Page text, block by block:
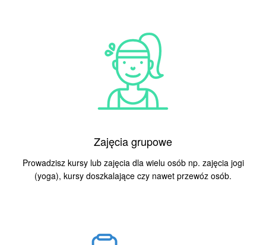
Zajęcia grupowe
Prowadzisz kursy lub zajęcia dla wielu osób np. zajęcia jogi
(yoga), kursy doszkalające czy nawet przewóz osób.